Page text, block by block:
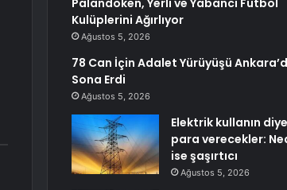
Palandöken, Yerli ve Yabancı Futbol
Kulüplerini Ağırlıyor
Ağustos 5, 2026
78 Can İçin Adalet Yürüyüşü
Sona Erdi
Ağustos 5, 2026
Elektrik kullanın diye
para verecekler:
ise şaşırtıcı
Ağustos 5, 2026